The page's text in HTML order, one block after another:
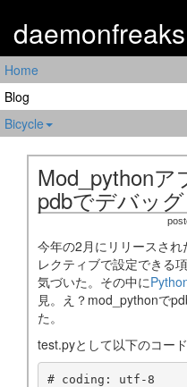
Home
Blog
Bicycle
Mod_python
pdbでデバッグ
今年の2月にリリースさ
レクティブで設定できる
気づいた。その中に
見。え？mod_pythonで
た。
test.pyとして以下のコー
# coding: utf-8